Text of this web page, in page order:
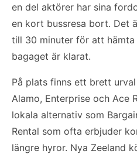
en del aktörer har sina
en kort bussresa bort. Det
till 30 minuter för att
bagaget är klarat.
På plats finns ett brett
Alamo, Enterprise och Ace
lokala alternativ som
Rental som ofta erbjuder
längre hyror. Nya Zeeland